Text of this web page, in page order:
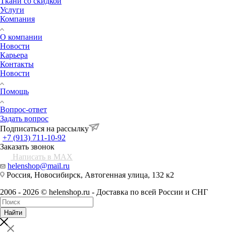
Услуги
Компания
О компании
Новости
Карьера
Контакты
Новости
Помощь
Вопрос-ответ
Задать вопрос
Подписаться на рассылку
+7 (913) 711-10-92
Заказать звонок
Написать в MAX
helenshop@mail.ru
Россия, Новосибирск, Автогенная улица, 132 к2
2006 - 2026 © helenshop.ru - Доставка по всей России и СНГ
Найти